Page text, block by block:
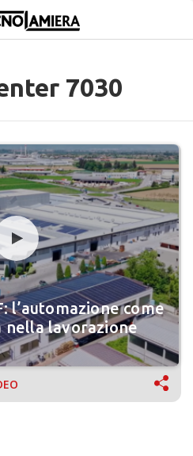
7030
l’automazione come
nella lavorazione